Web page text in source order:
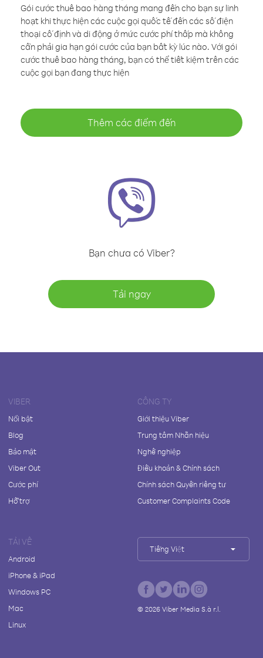
Gói cước thuê bao hàng tháng mang đến cho bạn sự linh
hoạt khi thực hiện các cuộc gọi quốc tế đến các số điện
thoại cố định và di động ở mức cước phí thấp mà không
cần phải gia hạn gói cước của bạn bất kỳ lúc nào. Với gói
cước thuê bao hàng tháng, bạn có thể tiết kiệm trên các
cuộc gọi bạn đang thực hiện
Thêm các điểm đến
Bạn chưa có Viber?
Tải ngay
VIBER
Nổi bật
Blog
Bảo mật
Viber Out
Cước phí
Hỗ trợ
CÔNG TY
Giới thiệu Viber
Trung tâm Nhãn hiệu
Nghề nghiệp
Điều khoản & Chính sách
Chính sách Quyền riêng tư
Customer Complaints Code
TẢI VỀ
Android
iPhone & iPad
Windows PC
Mac
Linux
Tiếng Việt
© 2026Viber Media S.à r.l.